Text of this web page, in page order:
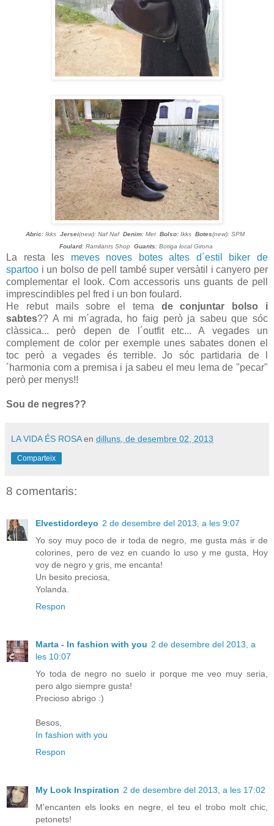
Abric: Ikks Jersei(new): Naf Naf Denim: Met Bolso: Ikks Botes(new): SPM
Foulard: Ramilants Shop Guants: Botiga local Girona
La resta les meves noves botes altes d´estil biker de
spartoo i un bolso de pell també super versàtil i canyero per
complementar el look. Com accessoris uns guants de pell
imprescindibles pel fred i un bon foulard.
He rebut mails sobre el tema de conjuntar bolso i
sabtes?? A mi m´agrada, ho faig però ja sabeu que sóc
clàssica... però depen de l´outfit etc... A vegades un
complement de color per exemple unes sabates donen el
toc però a vegades és terrible. Jo sóc partidaria de l
´harmonia com a premisa i ja sabeu el meu lema de "pecar"
però per menys!!
Sou de negres??
LA VIDA ÉS ROSA en dilluns, de desembre 02, 2013
Comparteix
8 comentaris:
Elvestidordeyo 2 de desembre del 2013, a les 9:07
Yo soy muy poco de ir toda de negro, me gusta más ir de
colorines, pero de vez en cuando lo uso y me gusta, Hoy
voy de negro y gris, me encanta!
Un besito preciosa,
Yolanda.
Respon
Marta - In fashion with you 2 de desembre del 2013, a
les 10:07
Yo toda de negro no suelo ir porque me veo muy seria,
pero algo siempre gusta!
Precioso abrigo :)
Besos,
In fashion with you
Respon
My Look Inspiration 2 de desembre del 2013, a les 17:02
M'encanten els looks en negre, el teu el trobo molt chic,
petonets!